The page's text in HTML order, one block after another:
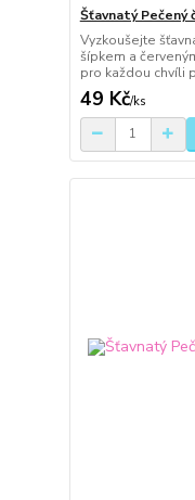
Šťavnatý Pečený
Vyzkoušejte
šípkem a
pro každou chvíli
49 Kč/ks